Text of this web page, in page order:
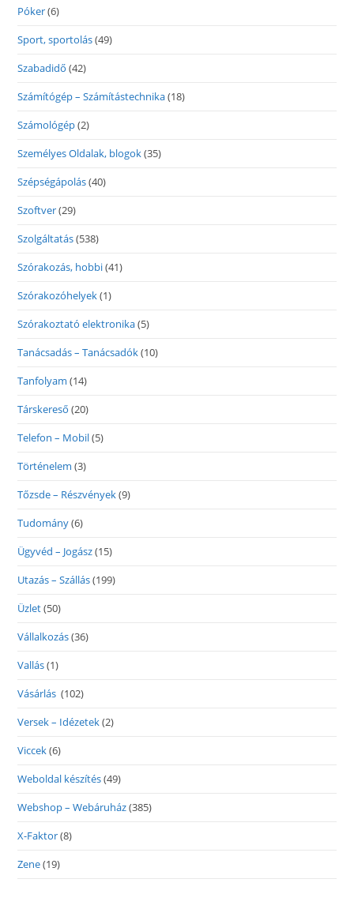
Póker(6)
Sport, sportolás(49)
Szabadidő (42)
Számítógép – Számítástechnika(18)
Számológép(2)
Személyes Oldalak, blogok(35)
Szépségápolás(40)
Szoftver(29)
Szolgáltatás(538)
Szórakozás, hobbi(41)
Szórakozóhelyek(1)
Szórakoztató elektronika(5)
Tanácsadás – Tanácsadók(10)
Tanfolyam (14)
Társkereső (20)
Telefon – Mobil(5)
Történelem (3)
Tőzsde – Részvények(9)
Tudomány(6)
Ügyvéd – Jogász(15)
Utazás – Szállás(199)
Üzlet(50)
Vállalkozás(36)
Vallás(1)
Vásárlás (102)
Versek – Idézetek(2)
Viccek(6)
Weboldal készítés(49)
Webshop – Webáruház(385)
X-Faktor(8)
Zene(19)